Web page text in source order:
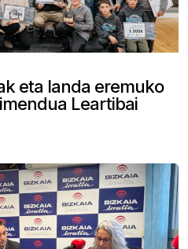
eta landa eremuko
Leartibai